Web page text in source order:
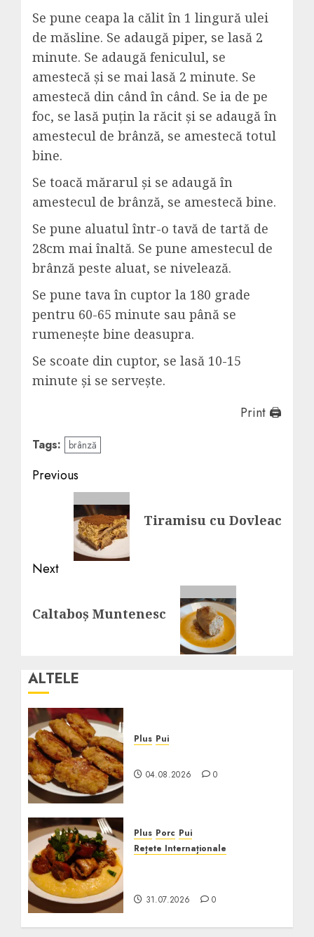
Se pune ceapa la călit în 1 lingură ulei
de măsline. Se adaugă piper, se lasă 2
minute. Se adaugă feniculul, se
amestecă și se mai lasă 2 minute. Se
amestecă din când în când. Se ia de pe
foc, se lasă puțin la răcit și se adaugă în
amestecul de brânză, se amestecă totul
bine.
Se toacă mărarul și se adaugă în
amestecul de brânză, se amestecă bine.
Se pune aluatul într-o tavă de tartă de
28cm mai înaltă. Se pune amestecul de
brânză peste aluat, se nivelează.
Se pune tava în cuptor la 180 grade
pentru 60-65 minute sau până se
rumenește bine deasupra.
Se scoate din cuptor, se lasă 10-15
minute și se servește.
Print 🖨
Tags: brânză
Post
navigation
Previous
Previous
Tiramisu cu Dovleac
Next
post:
Caltaboș Muntenesc
ALTELE
Plus Pui
04.08.2026 0
Plus Porc Pui
Rețete Internaționale
31.07.2026 0